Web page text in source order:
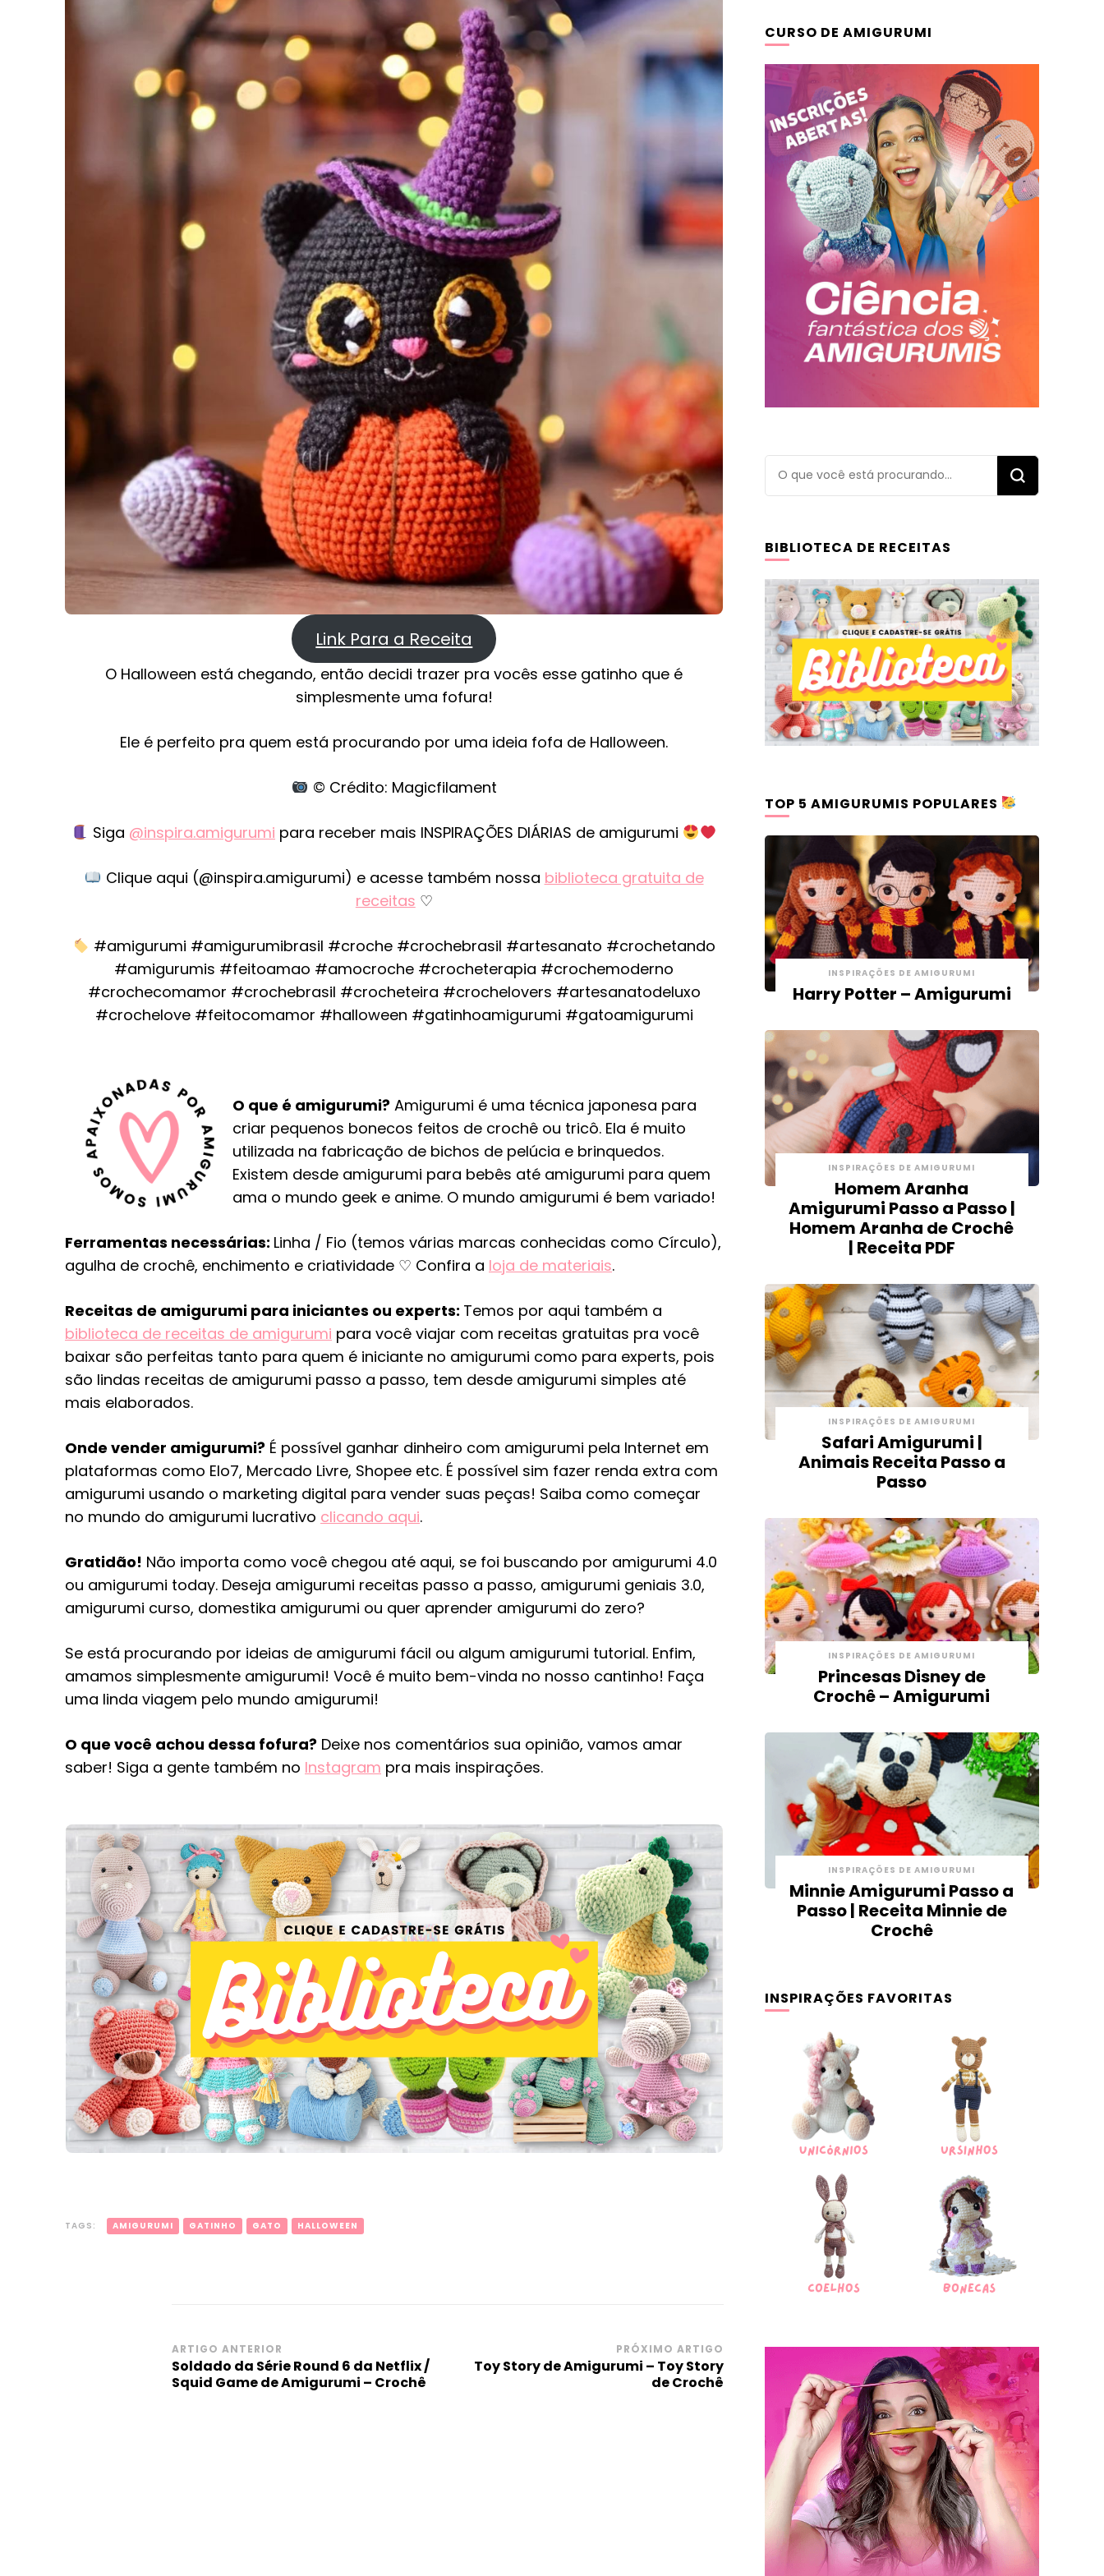
Link Para a Receita
O Halloween está chegando, então decidi trazer pra vocês esse gatinho que é
simplesmente uma fofura!
Ele é perfeito pra quem está procurando por uma ideia fofa de Halloween.
© Crédito: Magicfilament
Siga @inspira.amigurumi para receber mais INSPIRAÇÕES DIÁRIAS de amigurumi
Clique aqui (@inspira.amigurumi) e acesse também nossa biblioteca gratuita de
receitas ♡
#amigurumi #amigurumibrasil #croche #crochebrasil #artesanato #crochetando
#amigurumis #feitoamao #amocroche #crocheterapia #crochemoderno
#crochecomamor #crochebrasil #crocheteira #crochelovers #artesanatodeluxo
#crochelove #feitocomamor #halloween #gatinhoamigurumi #gatoamigurumi
O que é amigurumi? Amigurumi é uma técnica japonesa para
criar pequenos bonecos feitos de crochê ou tricô. Ela é muito
utilizada na fabricação de bichos de pelúcia e brinquedos.
Existem desde amigurumi para bebês até amigurumi para quem
ama o mundo geek e anime. O mundo amigurumi é bem variado!
Ferramentas necessárias: Linha / Fio (temos várias marcas conhecidas como Círculo),
agulha de crochê, enchimento e criatividade ♡ Confira a loja de materiais.
Receitas de amigurumi para iniciantes ou experts: Temos por aqui também a
biblioteca de receitas de amigurumi para você viajar com receitas gratuitas pra você
baixar são perfeitas tanto para quem é iniciante no amigurumi como para experts, pois
são lindas receitas de amigurumi passo a passo, tem desde amigurumi simples até
mais elaborados.
Onde vender amigurumi? É possível ganhar dinheiro com amigurumi pela Internet em
plataformas como Elo7, Mercado Livre, Shopee etc. É possível sim fazer renda extra com
amigurumi usando o marketing digital para vender suas peças! Saiba como começar
no mundo do amigurumi lucrativo clicando aqui.
Gratidão! Não importa como você chegou até aqui, se foi buscando por amigurumi 4.0
ou amigurumi today. Deseja amigurumi receitas passo a passo, amigurumi geniais 3.0,
amigurumi curso, domestika amigurumi ou quer aprender amigurumi do zero?
Se está procurando por ideias de amigurumi fácil ou algum amigurumi tutorial. Enfim,
amamos simplesmente amigurumi! Você é muito bem-vinda no nosso cantinho! Faça
uma linda viagem pelo mundo amigurumi!
O que você achou dessa fofura? Deixe nos comentários sua opinião, vamos amar
saber! Siga a gente também no Instagram pra mais inspirações.
TAGS: AMIGURUMI GATINHO GATO HALLOWEEN
Navegação
de
post
ARTIGO ANTERIOR
Soldado da Série Round 6 da Netflix /
Squid Game de Amigurumi – Crochê
PRÓXIMO ARTIGO
Toy Story de Amigurumi – Toy Story
de Crochê
CURSO DE AMIGURUMI
Procurando
algo?
BIBLIOTECA DE RECEITAS
TOP 5 AMIGURUMIS POPULARES
INSPIRAÇÕES DE AMIGURUMI
Harry Potter – Amigurumi
INSPIRAÇÕES DE AMIGURUMI
Homem Aranha
Amigurumi Passo a Passo |
Homem Aranha de Crochê
| Receita PDF
INSPIRAÇÕES DE AMIGURUMI
Safari Amigurumi |
Animais Receita Passo a
Passo
INSPIRAÇÕES DE AMIGURUMI
Princesas Disney de
Crochê – Amigurumi
INSPIRAÇÕES DE AMIGURUMI
Minnie Amigurumi Passo a
Passo | Receita Minnie de
Crochê
INSPIRAÇÕES FAVORITAS